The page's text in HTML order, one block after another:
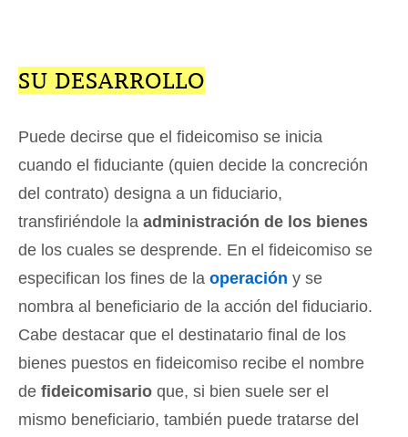
SU DESARROLLO
Puede decirse que el fideicomiso se inicia
cuando el fiduciante (quien decide la concreción
del contrato) designa a un fiduciario,
transfiriéndole la administración de los bienes
de los cuales se desprende. En el fideicomiso se
especifican los fines de la operación y se
nombra al beneficiario de la acción del fiduciario.
Cabe destacar que el destinatario final de los
bienes puestos en fideicomiso recibe el nombre
de fideicomisario que, si bien suele ser el
mismo beneficiario, también puede tratarse del